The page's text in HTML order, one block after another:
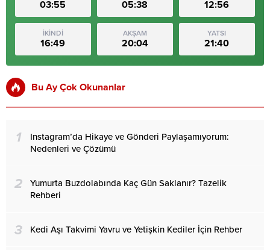
03:55 05:38 12:56
İKİNDİ
16:49
AKŞAM
20:04
YATSI
21:40
Bu Ay Çok Okunanlar
1
Instagram’da Hikaye ve Gönderi Paylaşamıyorum:
Nedenleri ve Çözümü
2
Yumurta Buzdolabında Kaç Gün Saklanır? Tazelik
Rehberi
3 Kedi Aşı Takvimi Yavru ve Yetişkin Kediler İçin Rehber